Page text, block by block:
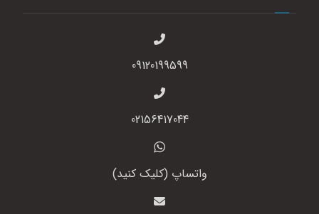
09120199599
02156417044
واتساپ (کلیک کنید)